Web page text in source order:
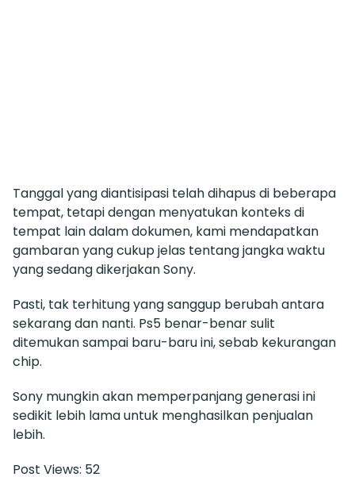
Tanggal yang diantisipasi telah dihapus di beberapa
tempat, tetapi dengan menyatukan konteks di
tempat lain dalam dokumen, kami mendapatkan
gambaran yang cukup jelas tentang jangka waktu
yang sedang dikerjakan Sony.
Pasti, tak terhitung yang sanggup berubah antara
sekarang dan nanti. Ps5 benar-benar sulit
ditemukan sampai baru-baru ini, sebab kekurangan
chip.
Sony mungkin akan memperpanjang generasi ini
sedikit lebih lama untuk menghasilkan penjualan
lebih.
Post Views: 52